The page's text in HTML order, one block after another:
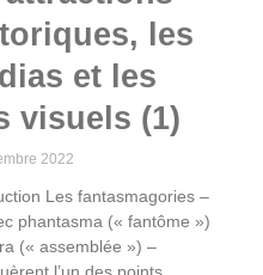
les
et les
visuels (1)
2022
Les fantasmagories –
phantasma (« fantôme »)
(« assemblée ») –